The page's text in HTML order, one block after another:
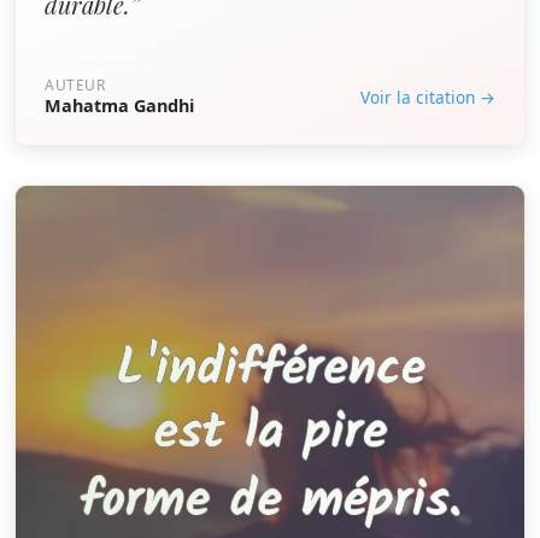
AUTEUR
Mahatma Gandhi Voir la citation →